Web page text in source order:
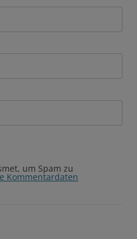
um Spam zu
Kommentardaten